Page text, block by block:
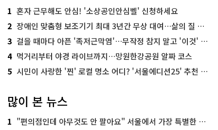
1 혼자 근무해도 안심! '소상공인안심벨' 신청하세요
2 장애인 맞춤형 보조기기 최대 3년간 무상 대여…삶의 질 높인다
3 걸을 때마다 아픈 '족저근막염'…무작정 참지 말고 '이것' 해보세요!
4 먹거리부터 야경 라이브까지…망원한강공원 알짜 코스
5 시민이 사랑한 '찐' 로컬 명소 어디? '서울에디션25' 추천 코스
많이 본 뉴스
1 "편의점인데 아무것도 안 팔아요" 서울에서 가장 특별한 편의점의 정체